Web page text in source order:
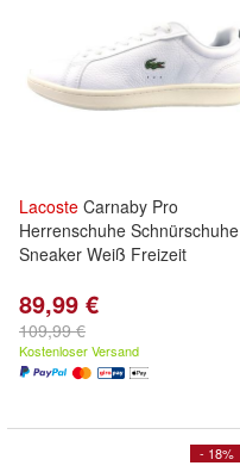
Lacoste Carnaby Pro
Herrenschuhe Schnürschuhe
Sneaker Weiß Freizeit
89,99 €
109,99 €
Kostenloser Versand
- 18%